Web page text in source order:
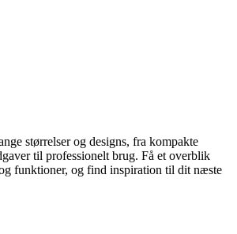
størrelser og designs, fra kompakte
til professionelt brug. Få et overblik
funktioner, og find inspiration til dit næste